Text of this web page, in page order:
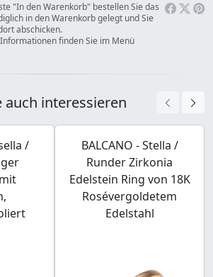
"In den Warenkorb" bestellen Sie das
in den Warenkorb gelegt und Sie
abschicken.
finden Sie im Menü
auch interessieren
/
BALCANO - Stella /
Runder Zirkonia
Edelstein Ring von 18K
Rosévergoldetem
Edelstahl